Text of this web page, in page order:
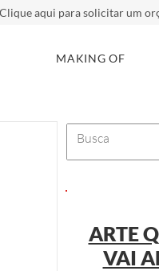
MAKING OF
ARTE
VAI